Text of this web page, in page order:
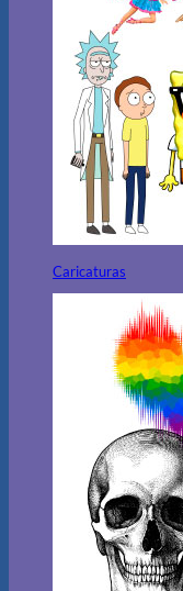
Caricaturas